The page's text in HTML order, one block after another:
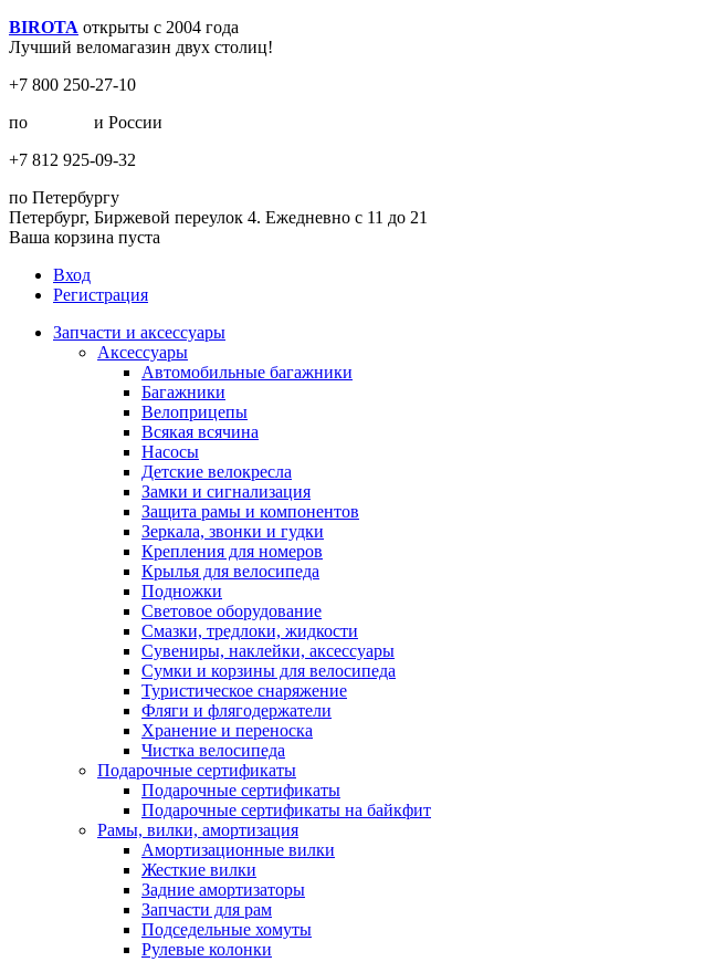
BIROTA открыты с 2004 года
Лучший веломагазин двух столиц!
+7 800 250-27-10
по
и России
+7 812 925-09-32
по Петербургу
Петербург, Биржевой переулок 4. Ежедневно с 11 до 21
Ваша корзина пуста
Вход
Регистрация
Запчасти и аксессуары
Аксессуары
Автомобильные багажники
Багажники
Велоприцепы
Всякая всячина
Насосы
Детские велокресла
Замки и сигнализация
Защита рамы и компонентов
Зеркала, звонки и гудки
Крепления для номеров
Крылья для велосипеда
Подножки
Световое оборудование
Смазки, тредлоки, жидкости
Сувениры, наклейки, аксессуары
Сумки и корзины для велосипеда
Туристическое снаряжение
Фляги и флягодержатели
Хранение и переноска
Чистка велосипеда
Подарочные сертификаты
Подарочные сертификаты
Подарочные сертификаты на байкфит
Рамы, вилки, амортизация
Амортизационные вилки
Жесткие вилки
Задние амортизаторы
Запчасти для рам
Подседельные хомуты
Рулевые колонки